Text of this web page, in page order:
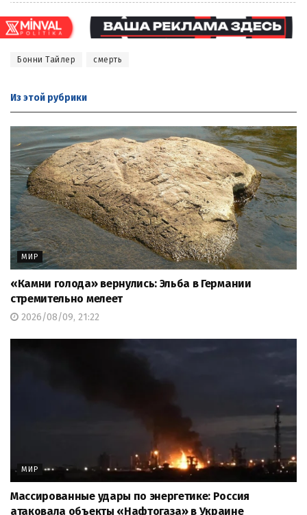
Бонни Тайлер смерть
Из этой рубрики
МИР
«Камни голода» вернулись: Эльба в Германии
стремительно мелеет
2026/08/09, 21:22
МИР
Массированные удары по энергетике: Россия
атаковала объекты «Нафтогаза» в Украине